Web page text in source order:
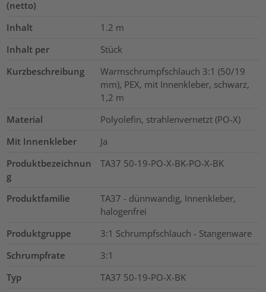
(netto)
Inhalt 1.2 m
Inhalt per
Stück
Kurzbeschreibung
Warmschrumpfschlauch 3:1 (50/19
mm), PEX, mit Innenkleber, schwarz,
1,2 m
Material
Polyolefin, strahlenvernetzt (PO-X)
Mit Innenkleber
Ja
Produktbezeichnun
g
TA37 50-19-PO-X-BK-PO-X-BK
Produktfamilie
TA37 - dünnwandig, Innenkleber,
halogenfrei
Produktgruppe
3:1 Schrumpfschlauch - Stangenware
Schrumpfrate
3:1
Typ
TA37 50-19-PO-X-BK